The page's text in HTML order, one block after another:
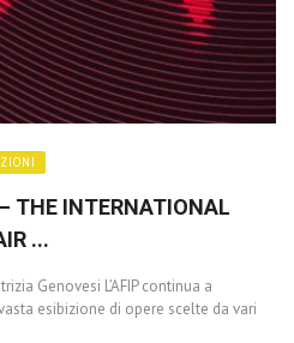
THE INTERNATIONAL
...
Genovesi L’AFIP continua a
esibizione di opere scelte da vari